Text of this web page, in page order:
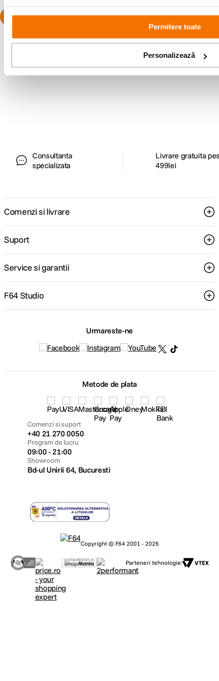
Permitere toate
Personalizează
Alatura-te comunitatii creatorilor
Consultanta
specializata
Livrare gratuita
499lei
Comenzi si livrare
Suport
Service si garantii
F64 Studio
Urmareste-ne
Metode de plata
Comenzi si suport
+40 21 270 0050
Program de lucru
09:00 - 21:00
Showroom
Bd-ul Unirii 64, Bucuresti
Copyright © F64 2001 - 2026
Parteneri tehnologie: